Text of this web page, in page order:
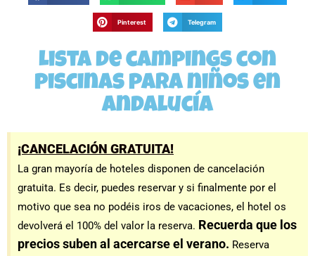
Pinterest Telegram
Lista de campings con
piscinas para niños en
Andalucía
¡CANCELACIÓN GRATUITA!
La gran mayoría de hoteles disponen de cancelación
gratuita. Es decir, puedes reservar y si finalmente por el
motivo que sea no podéis iros de vacaciones, el hotel os
devolverá el 100% del valor la reserva. Recuerda que los
precios suben al acercarse el verano. Reserva